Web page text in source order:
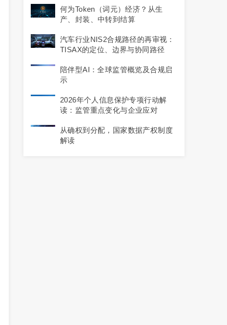
何为Token（词元）经济？从生
产、封装、中转到结算
汽车行业NIS2合规路径的再审视：
TISAX的定位、边界与协同路径
陪伴型AI：全球监管概览及合规启
示
2026年个人信息保护专项行动解
读：监管重点变化与企业应对
从确权到分配，国家数据产权制度
解读